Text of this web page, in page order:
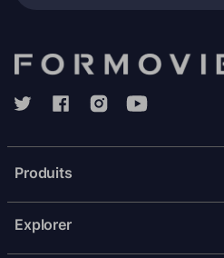
Produits
Explorer